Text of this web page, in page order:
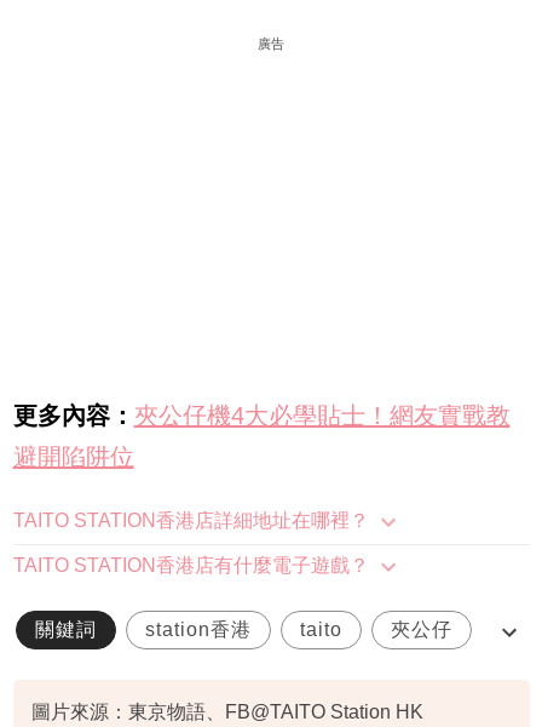
廣告
更多內容： 夾公仔機4大必學貼士！網友實戰教
避開陷阱位
TAITO STATION香港店詳細地址在哪裡？
TAITO STATION香港店有什麼電子遊戲？
關鍵詞 station香港 taito 夾公仔
圖片來源：東京物語、FB@TAITO Station HK